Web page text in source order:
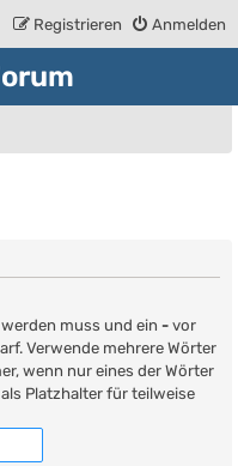
Anmelden
Registrieren
muss und ein - vor
Verwende mehrere Wörter
wenn nur eines der Wörter
Platzhalter für teilweise